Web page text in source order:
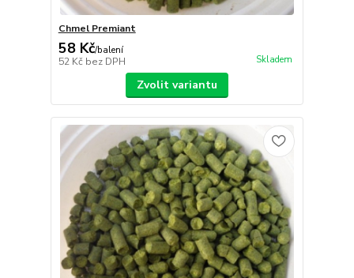
Chmel Premiant
58 Kč/balení
52 Kč bez DPH Skladem
Zvolit variantu